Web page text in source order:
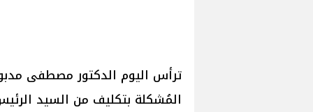
ترأس اليوم الدكتور مصطفى
المُشكلة بتكليف من السيد